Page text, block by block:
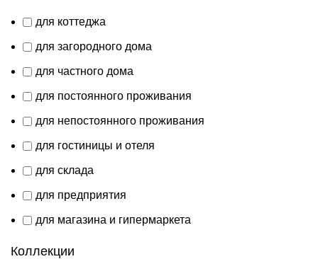
для коттеджа
для загородного дома
для частного дома
для постоянного проживания
для непостоянного проживания
для гостиницы и отеля
для склада
для предприятия
для магазина и гипермаркета
Коллекции